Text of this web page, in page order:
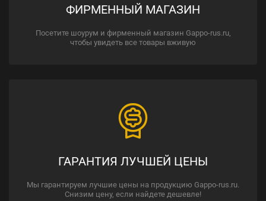
ФИРМЕННЫЙ МАГАЗИН
Посетите шоурум и фирменный магазин Gappo-rus.ru,
чтобы увидеть все товары вживую
ГАРАНТИЯ ЛУЧШЕЙ ЦЕНЫ
Мы гарантируем лучшие цены на продукцию Gappo-rus.ru.
Снизим цену, если найдете дешевле!